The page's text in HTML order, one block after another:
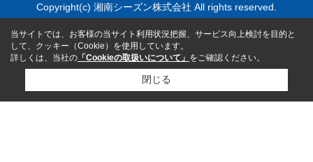
Copyright(c) 湘南シーズン株式会社 All rights reserved.
当サイトでは、お客様の当サイト利用状況把握、サービス向上検討を目的と
して、クッキー（Cookie）を使用しています。
詳しくは、当社の 「Cookieの取扱いについて」 をご確認ください。
閉じる